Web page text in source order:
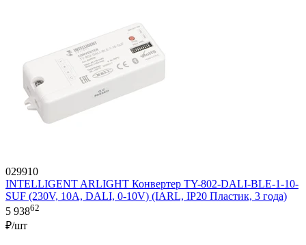
029910
INTELLIGENT ARLIGHT Конвертер TY-802-DALI-BLE-1-10-
SUF (230V, 10A, DALI, 0-10V) (IARL, IP20 Пластик, 3 года)
5 93862
₽/шт